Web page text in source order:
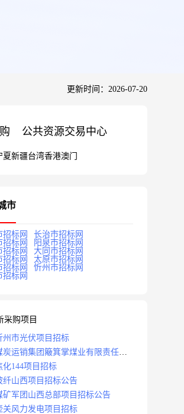
更新时间：2026-07-20
公共资源交易中心
夏新疆台湾香港澳门
市
招标网
长治市招标网
招标网
阳泉市招标网
招标网
大同市招标网
招标网
太原市招标网
招标网
忻州市招标网
招标网
采购项目
州市光伏项目招标
炭运销集团簸箕掌煤业有限责任公
地面三维地震勘探项目招标
化144项目招标
纤山西项目招标公告
矿军团山西总部项目招标公告
关风力发电项目招标